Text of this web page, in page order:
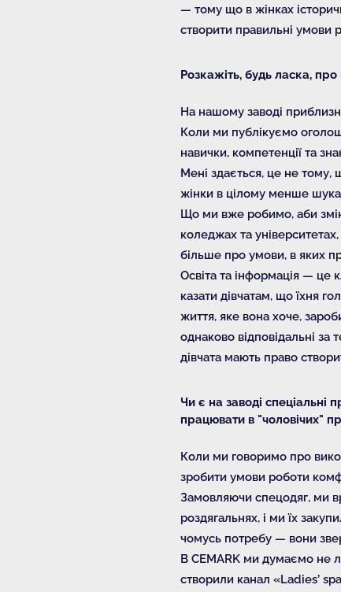
— тому що в жінках
створити правильні умови
Розкажіть, будь ласка,
На нашому заводі
Коли ми публікуємо
навички, компетенції та
Мені здається, це не тому,
жінки в цілому менше
Що ми вже робимо, аби
коледжах та
більше про умови, в яких
Освіта та інформація — це
казати дівчатам, що їхня
життя, яке вона хоче,
однаково відповідальні за
дівчата мають право
Чи є на заводі спеціальні
працювати в "чоловічих"
Коли ми говоримо про
зробити умови роботи
Замовляючи спецодяг, ми
роздягальнях, і ми їх
чомусь потребу — вони
В CEMARK ми думаємо не
створили канал «Ladies’